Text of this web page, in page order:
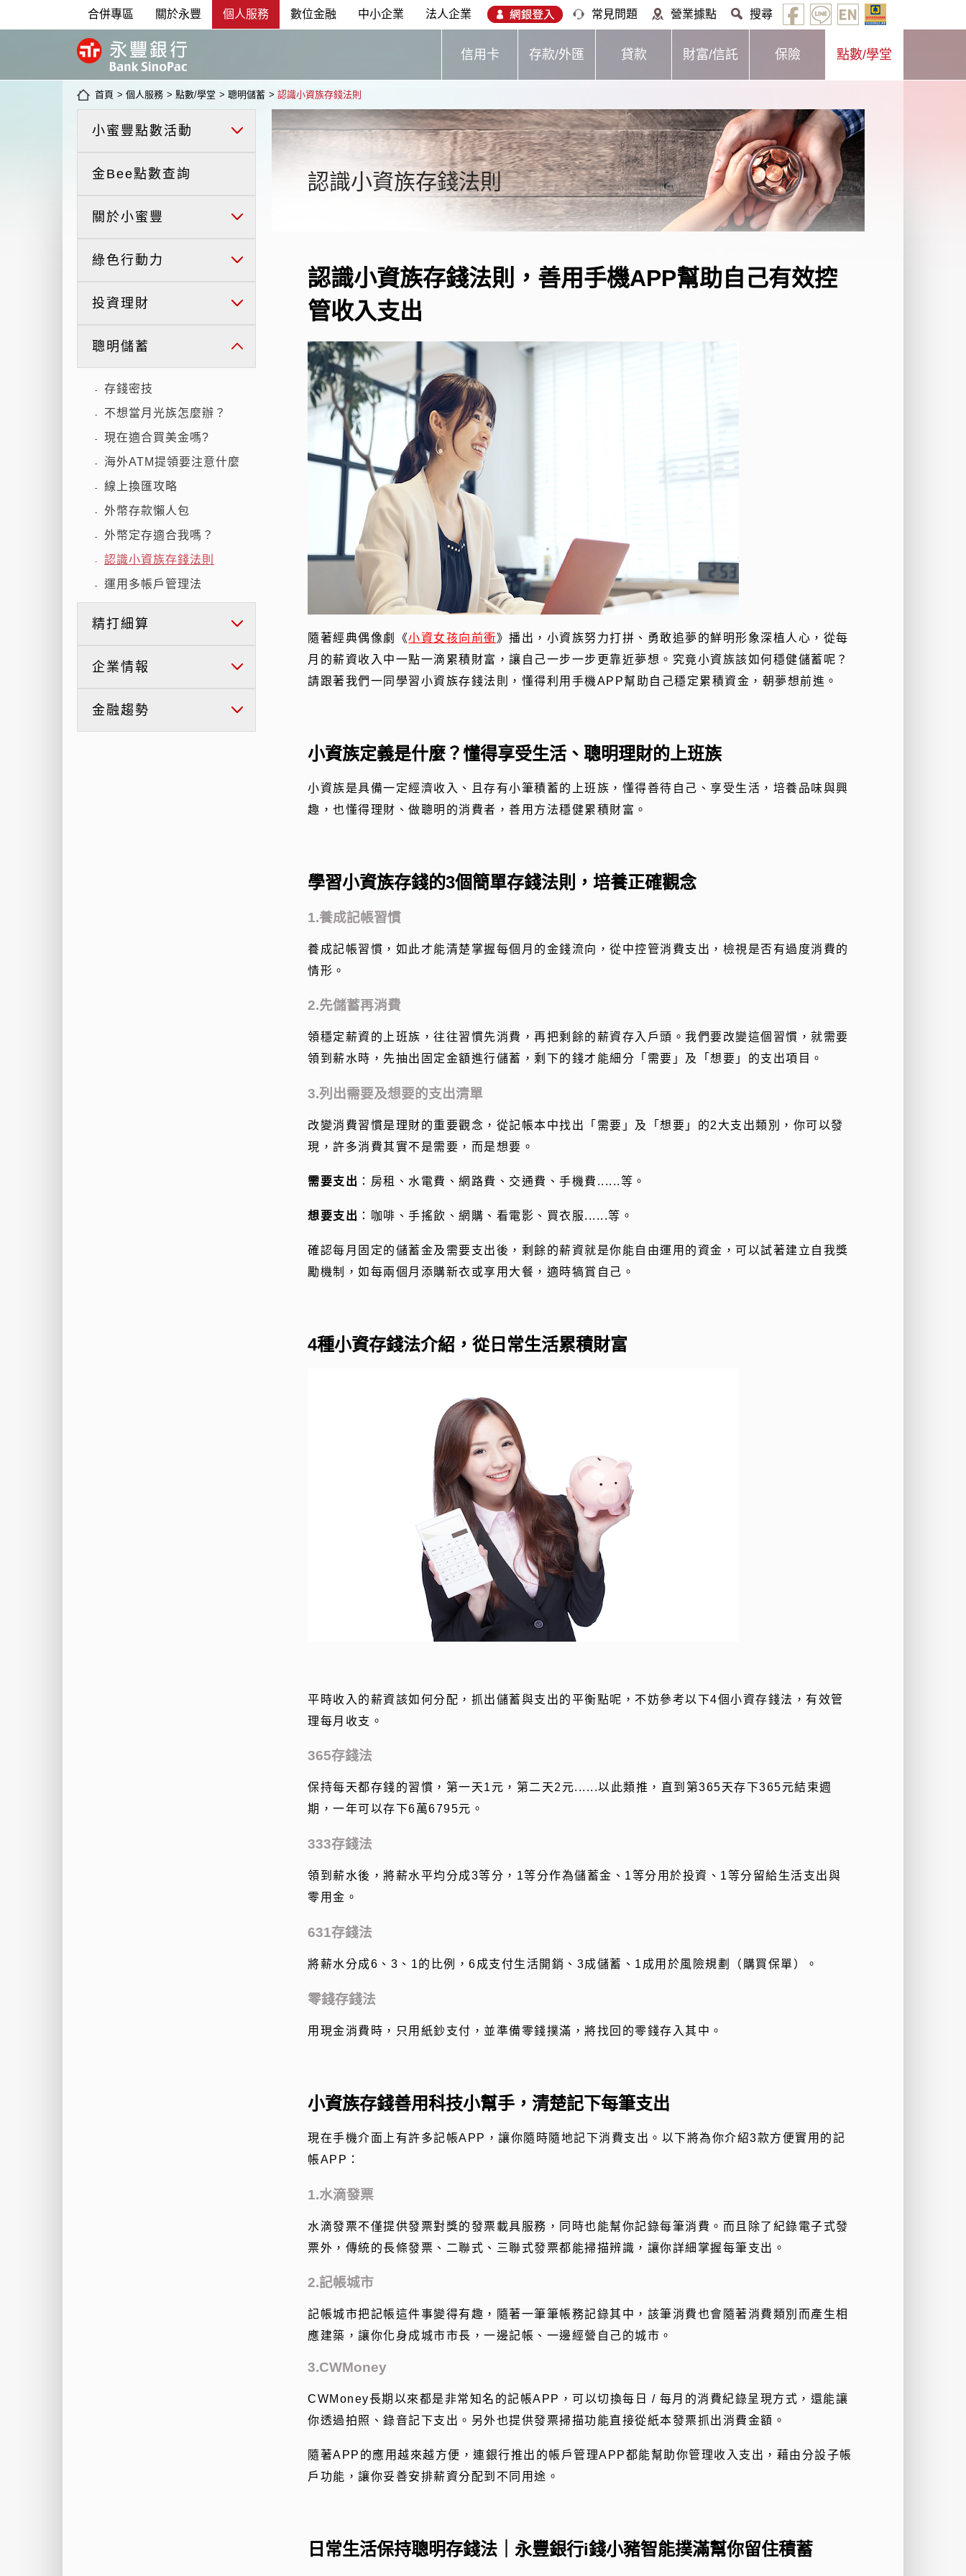
合併專區 關於永豐 個人服務 數位金融 中小企業 法人企業 常見問題 營業據點 搜尋
信用卡 存款/外匯 貸款 財富/信託 保險 點數/學堂
首頁 > 個人服務 > 點數/學堂 > 聰明儲蓄 > 認識小資族存錢法則
小蜜豐點數活動
金Bee點數查詢
關於小蜜豐
綠色行動力
投資理財
聰明儲蓄
- 存錢密技
- 不想當月光族怎麼辦？
- 現在適合買美金嗎?
- 海外ATM提領要注意什麼
- 線上換匯攻略
- 外幣存款懶人包
- 外幣定存適合我嗎？
- 認識小資族存錢法則
- 運用多帳戶管理法
精打細算
企業情報
金融趨勢
認識小資族存錢法則
認識小資族存錢法則，善用手機APP幫助自己有效控
管收入支出
隨著經典偶像劇《小資女孩向前衝》播出，小資族努力打拼、勇敢追夢的鮮明形象深植人心，從每
月的薪資收入中一點一滴累積財富，讓自己一步一步更靠近夢想。究竟小資族該如何穩健儲蓄呢？
請跟著我們一同學習小資族存錢法則，懂得利用手機APP幫助自己穩定累積資金，朝夢想前進。
小資族定義是什麼？懂得享受生活、聰明理財的上班族
小資族是具備一定經濟收入、且存有小筆積蓄的上班族，懂得善待自己、享受生活，培養品味與興
趣，也懂得理財、做聰明的消費者，善用方法穩健累積財富。
學習小資族存錢的3個簡單存錢法則，培養正確觀念
1.養成記帳習慣
養成記帳習慣，如此才能清楚掌握每個月的金錢流向，從中控管消費支出，檢視是否有過度消費的
情形。
2.先儲蓄再消費
領穩定薪資的上班族，往往習慣先消費，再把剩餘的薪資存入戶頭。我們要改變這個習慣，就需要
領到薪水時，先抽出固定金額進行儲蓄，剩下的錢才能細分「需要」及「想要」的支出項目。
3.列出需要及想要的支出清單
改變消費習慣是理財的重要觀念，從記帳本中找出「需要」及「想要」的2 大支出類別，你可以發
現，許多消費其實不是需要，而是想要。
需要支出 ：房租、水電費、網路費、交通費、手機費 ......等。
想要支出 ：咖啡、手搖飲、網購、看電影、買衣服......等。
確認每月固定的儲蓄金及需要支出後，剩餘的薪資就是你能自由運用的資金，可以試著建立自我獎
勵機制，如每兩個月添購新衣或享用大餐，適時犒賞自己。
4種小資存錢法介紹，從日常生活累積財富
平時收入的薪資該如何分配，抓出儲蓄與支出的平衡點呢，不妨參考以下4個小資存錢法，有效管
理每月收支。
365存錢法
保持每天都存錢的習慣，第一天1 元，第二天2 元......以此類推，直到第365天存下365元結束週
期，一年可以存下6萬6795元。
333存錢法
領到薪水後，將薪水平均分成3等分， 1等分作為儲蓄金、 1等分用於投資、 1等分留給生活支出與
零用金。
631存錢法
將薪水分成6 、 3 、 1的比例，6成支付生活開銷、 3成儲蓄、 1 成用於風險規劃（購買保單）。
零錢存錢法
用現金消費時，只用紙鈔支付，並準備零錢撲滿，將找回的零錢存入其中。
小資族存錢善用科技小幫手，清楚記下每筆支出
現在手機介面上有許多記帳APP ，讓你隨時隨地記下消費支出。以下將為你介紹3款方便實用的記
帳APP ：
1.水滴發票
水滴發票不僅提供發票對獎的發票載具服務，同時也能幫你記錄每筆消費。而且除了紀錄電子式發
票外，傳統的長條發票、二聯式、三聯式發票都能掃描辨識，讓你詳細掌握每筆支出。
2.記帳城市
記帳城市把記帳這件事變得有趣，隨著一筆筆帳務記錄其中，該筆消費也會隨著消費類別而產生相
應建築，讓你化身成城市市長，一邊記帳、一邊經營自己的城市。
3.CWMoney
CWMoney長期以來都是非常知名的記帳APP ，可以切換每日 / 每月的消費紀錄呈現方式，還能讓
你透過拍照、錄音記下支出。另外也提供發票掃描功能直接從紙本發票抓出消費金額。
隨著APP 的應用越來越方便，連銀行推出的帳戶管理APP都能幫助你管理收入支出，藉由分設子帳
戶功能，讓你妥善安排薪資分配到不同用途。
日常生活保持聰明存錢法｜永豐銀行i錢小豬智能撲滿幫你留住積蓄